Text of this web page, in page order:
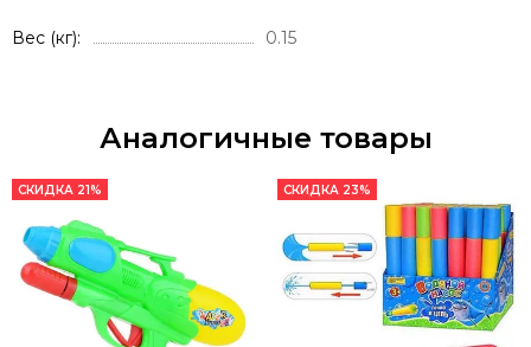
Вес (кг) 0.15
Аналогичные товары
СКИДКА 21% СКИДКА 23%